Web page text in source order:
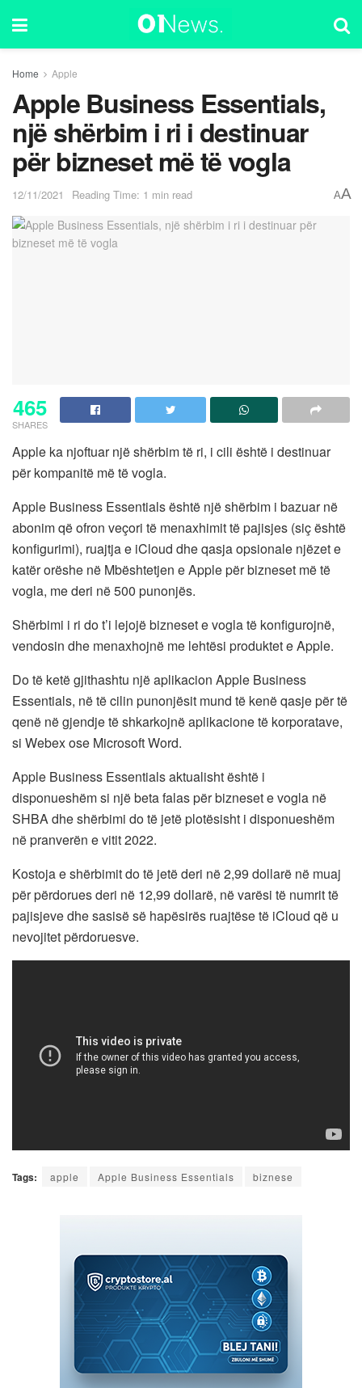
Home Apple
Apple Business Essentials,
një shërbim i ri i destinuar
për bizneset më të vogla
12/11/2021 Reading Time: 1 min read AA
465
SHARES
Apple ka njoftuar një shërbim të ri, i cili është i destinuar
për kompanitë më të vogla.
Apple Business Essentials është një shërbim i bazuar në
abonim që ofron veçori të menaxhimit të pajisjes (siç është
konfigurimi), ruajtja e iCloud dhe qasja opsionale njëzet e
katër orëshe në Mbështetjen e Apple për bizneset më të
vogla, me deri në 500 punonjës.
Shërbimi i ri do t’i lejojë bizneset e vogla të konfigurojnë,
vendosin dhe menaxhojnë me lehtësi produktet e Apple.
Do të ketë gjithashtu një aplikacion Apple Business
Essentials, në të cilin punonjësit mund të kenë qasje për të
qenë në gjendje të shkarkojnë aplikacione të korporatave,
si Webex ose Microsoft Word.
Apple Business Essentials aktualisht është i
disponueshëm si një beta falas për bizneset e vogla në
SHBA dhe shërbimi do të jetë plotësisht i disponueshëm
në pranverën e vitit 2022.
Kostoja e shërbimit do të jetë deri në 2,99 dollarë në muaj
për përdorues deri në 12,99 dollarë, në varësi të numrit të
pajisjeve dhe sasisë së hapësirës ruajtëse të iCloud që u
nevojitet përdoruesve.
Tags: apple Apple Business Essentials biznese